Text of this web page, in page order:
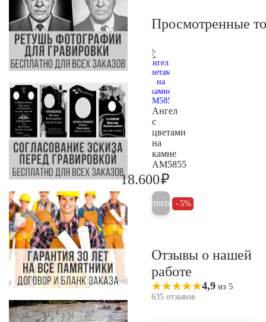
Просмотренные
Ангел
с
цветами
на
камне
AM5855
18.600₽
Купить 5%
Отзывы о нашей
работе
4,9 из 5
635 отзывов